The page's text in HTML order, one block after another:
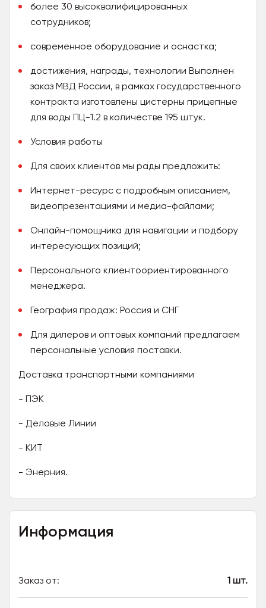
более 30 высоквалифицированных
сотрудников;
современное оборудование и оснастка;
достижения, награды, технологии Выполнен
заказ МВД России, в рамках государственного
контракта изготовлены цистерны прицепные
для воды ПЦ-1.2 в количестве 195 штук.
Условия работы
Для своих клиентов мы рады предложить:
Интернет-ресурс с подробным описанием,
видеопрезентациями и медиа-файлами;
Онлайн-помощника для навигации и подбору
интересующих позиций;
Персонального клиентоориентированного
менеджера.
География продаж: Россия и СНГ
Для дилеров и оптовых компаний предлагаем
персональные условия поставки.
Доставка транспортными компаниями
- ПЭК
- Деловые Линии
- КИТ
- Энерния.
Информация
Заказ от: 1 шт.